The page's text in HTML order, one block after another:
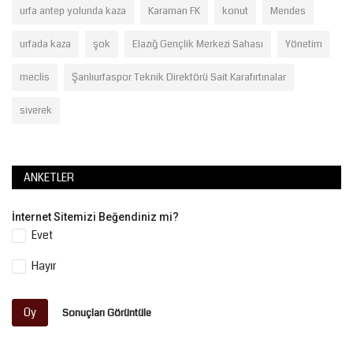
urfa antep yolunda kaza Karaman FK konut Mendes
urfada kaza şok Elazığ Gençlik Merkezi Sahası Yönetim
meclis Şanlıurfaspor Teknik Direktörü Sait Karafırtınalar
siverek
ANKETLER
İnternet Sitemizi Beğendiniz mi?
Evet
Hayır
Oy Sonuçları Görüntüle